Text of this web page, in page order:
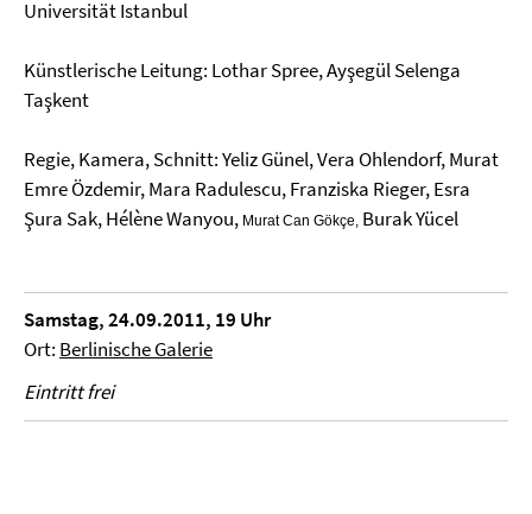
Universität Istanbul
Künstlerische Leitung: Lothar Spree, Ayşegül Selenga
Taşkent
Regie, Kamera, Schnitt: Yeliz Günel, Vera Ohlendorf, Murat
Emre Özdemir,Mara Radulescu, Franziska Rieger, Esra
Şura Sak, Hélène Wanyou, Murat Can Gökçe, Burak Yücel
Samstag, 24.09.2011, 19 Uhr
Ort: Berlinische Galerie
Eintritt frei